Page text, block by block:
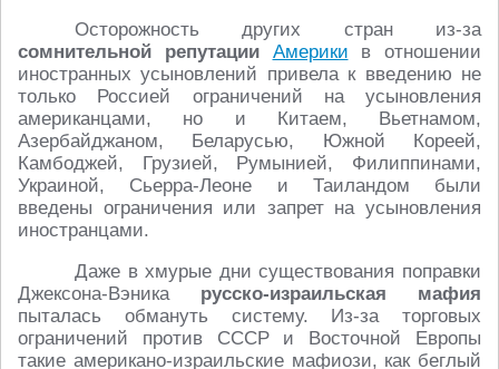
Осторожность других стран из-за
сомнительной репутации
Америки в отношении
иностранных усыновлений привела к введению не
только Россией ограничений на усыновления
американцами, но и Китаем, Вьетнамом,
Азербайджаном, Беларусью, Южной Кореей,
Камбоджей, Грузией, Румынией, Филиппинами,
Украиной, Сьерра-Леоне и Таиландом были
введены ограничения или запрет на усыновления
иностранцами.
Даже в хмурые дни существования поправки
Джексона-Вэника русско-израильская мафия
пыталась обмануть систему. Из-за торговых
ограничений против СССР и Восточной Европы
такие американо-израильские мафиози, как беглый